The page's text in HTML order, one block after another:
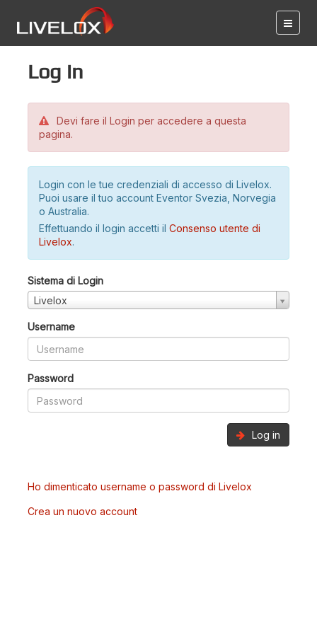
Log in
Devi fare il Login per accedere a questa
pagina.
Login con le tue credenziali di accesso di Livelox.
Puoi usare il tuo account Eventor Svezia, Norvegia
o Australia.
Effettuando il login accetti il Consenso utente di
Livelox.
Sistema di Login
Livelox
Username
Password
Log in
Ho dimenticato username o password di Livelox
Crea un nuovo account